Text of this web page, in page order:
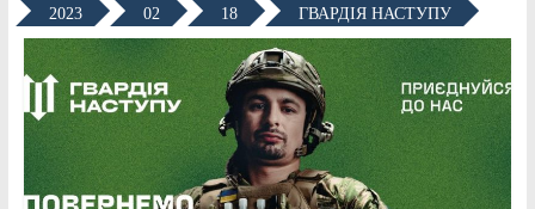
2023 02 18 ГВАРДІЯ НАСТУПУ